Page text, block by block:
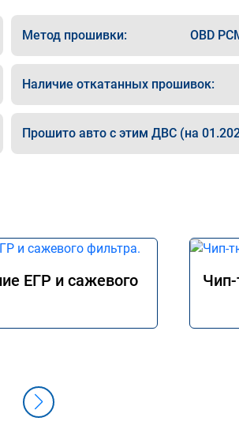
Метод прошивки: OBD
Наличие откатанных прошивок:
Прошито авто с этим ДВС (на
ЕГР и сажевого
Чип-